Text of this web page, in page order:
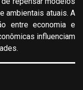
ambientais atuais. A
entre economia e
influenciam